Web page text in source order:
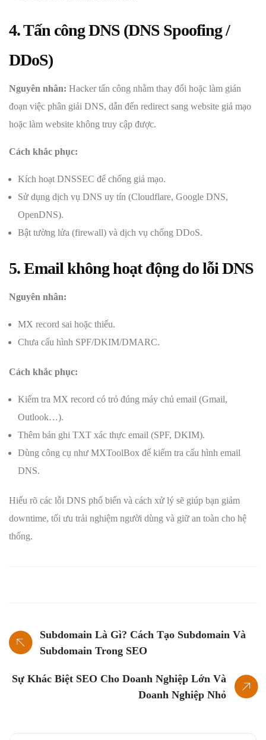
4. Tấn công DNS (DNS Spoofing /
DDoS)
Nguyên nhân: Hacker tấn công nhằm thay đổi hoặc làm gián
đoạn việc phân giải DNS, dẫn đến redirect sang website giả mạo
hoặc làm website không truy cập được.
Cách khắc phục:
Kích hoạt DNSSEC để chống giả mạo.
Sử dụng dịch vụ DNS uy tín (Cloudflare, Google DNS,
OpenDNS).
Bật tường lửa (firewall) và dịch vụ chống DDoS.
5. Email không hoạt động do lỗi DNS
Nguyên nhân:
MX record sai hoặc thiếu.
Chưa cấu hình SPF/DKIM/DMARC.
Cách khắc phục:
Kiểm tra MX record có trỏ đúng máy chủ email (Gmail,
Outlook…).
Thêm bản ghi TXT xác thực email (SPF, DKIM).
Dùng công cụ như MXToolBox để kiểm tra cấu hình email
DNS.
Hiểu rõ các lỗi DNS phổ biến và cách xử lý sẽ giúp bạn giảm
downtime, tối ưu trải nghiệm người dùng và giữ an toàn cho hệ
thống.
Subdomain Là Gì? Cách Tạo Subdomain Và
Subdomain Trong SEO
Sự Khác Biệt SEO Cho Doanh Nghiệp Lớn Và
Doanh Nghiệp Nhỏ